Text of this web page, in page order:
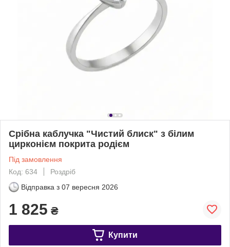
Срібна каблучка "Чистий блиск" з білим
цирконієм покрита родієм
Під замовлення
Код: 634
Роздріб
Відправка з 07 вересня 2026
1 825 ₴
Купити